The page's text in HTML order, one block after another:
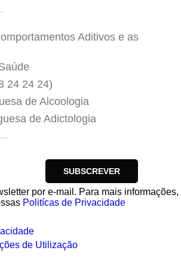
Aditivos e as
24 24 24)
de Alcoologia
de Adictologia
por e-mail. Para mais informações,
Politícas de Privacidade
de Utilização